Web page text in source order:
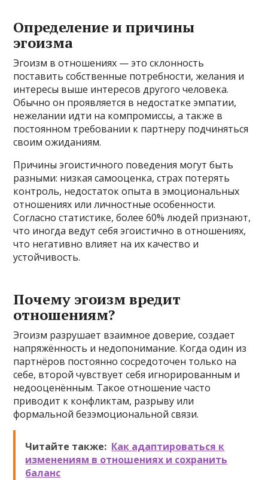
Определение и причины
эгоизма
Эгоизм в отношениях — это склонность
поставить собственные потребности, желания и
интересы выше интересов другого человека.
Обычно он проявляется в недостатке эмпатии,
нежелании идти на компромиссы, а также в
постоянном требовании к партнеру подчиняться
своим ожиданиям.
Причины эгоистичного поведения могут быть
разными: низкая самооценка, страх потерять
контроль, недостаток опыта в эмоциональных
отношениях или личностные особенности.
Согласно статистике, более 60% людей признают,
что иногда ведут себя эгоистично в отношениях,
что негативно влияет на их качество и
устойчивость.
Почему эгоизм вредит
отношениям?
Эгоизм разрушает взаимное доверие, создает
напряжённость и недопонимание. Когда один из
партнёров постоянно сосредоточен только на
себе, второй чувствует себя игнорированным и
недооценённым. Такое отношение часто
приводит к конфликтам, разрыву или
формальной безэмоциональной связи.
Читайте также: Как адаптироваться к
изменениям в отношениях и сохранить
баланс